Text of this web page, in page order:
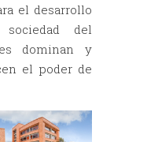
el desarrollo
del
dominan y
el poder de